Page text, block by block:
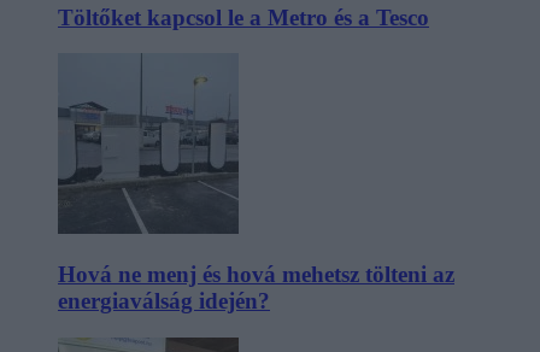
Töltőket kapcsol le a Metro és a Tesco
Hová ne menj és hová mehetsz tölteni az
energiaválság idején?